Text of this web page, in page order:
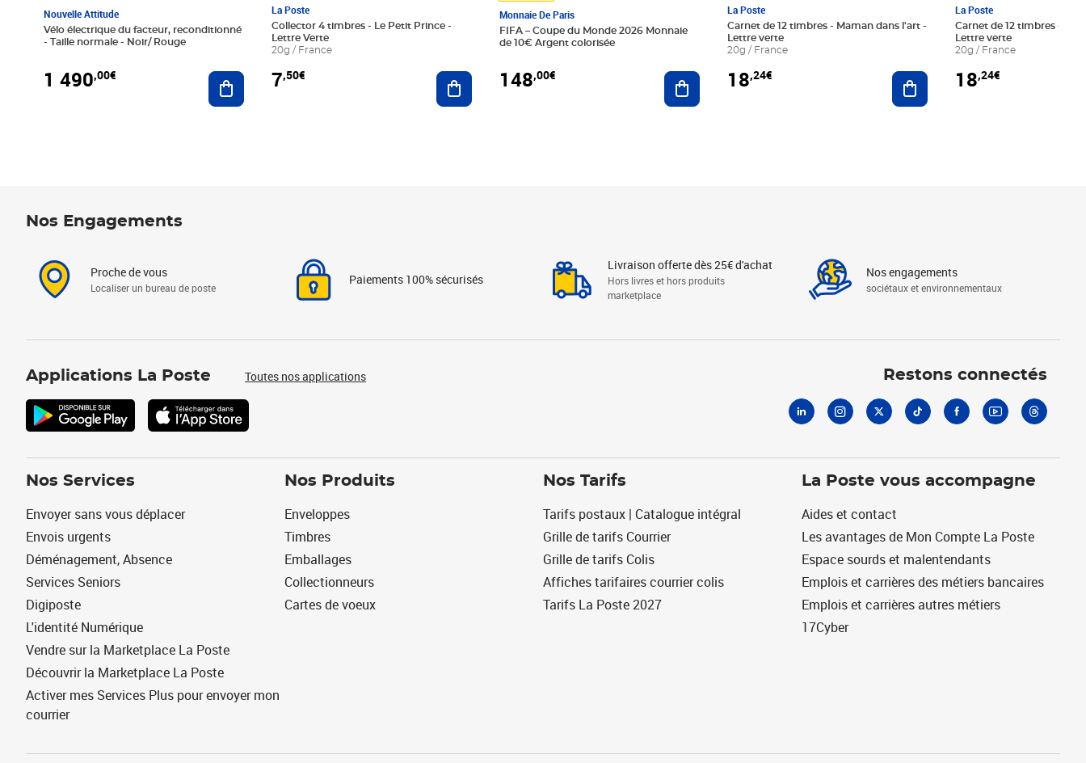
Nouvelle Attitude
Vélo électrique du facteur, reconditionné
- Taille normale - Noir/ Rouge
1 490,00€ Ajouter au panier
La Poste
Collector 4 timbres - Le Petit Prince -
Lettre Verte
20g / France
7,50€ Ajouter au panier
Monnaie De Paris
FIFA – Coupe du Monde 2026 Monnaie
de 10€ Argent colorisée
148,00€ Ajouter au panier
La Poste
Carnet de 12 timbres - Maman dans l'art -
Lettre verte
20g / France
18,24€ Ajouter au panier
La Poste
Carnet de 12 timbres - Le
Lettre verte
20g / France
18,24€
Nos Engagements
Proche de vous
Localiser un bureau de poste
Paiements 100% sécurisés
Livraison offerte dès 25€ d'achat
Hors livres et hors produits
marketplace
Nos engagements
sociétaux et environnementaux
Applications La Poste Toutes nos applications Restons connectés
Nos Services
Envoyer sans vous déplacer
Envois urgents
Déménagement, Absence
Services Seniors
Digiposte
L'identité Numérique
Vendre sur la Marketplace La Poste
Découvrir la Marketplace La Poste
Activer mes Services Plus pour envoyer mon
courrier
Nos Produits
Enveloppes
Timbres
Emballages
Collectionneurs
Cartes de voeux
Nos Tarifs
Tarifs postaux | Catalogue intégral
Grille de tarifs Courrier
Grille de tarifs Colis
Affiches tarifaires courrier colis
Tarifs La Poste 2027
La Poste vous accompagne
Aides et contact
Les avantages de Mon Compte La Poste
Espace sourds et malentendants
Emplois et carrières des métiers bancaires
Emplois et carrières autres métiers
17Cyber